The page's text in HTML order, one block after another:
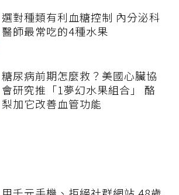
選對種類有利血糖控制 內分泌科
醫師最常吃的4種水果
糖尿病前期怎麼救？美國心臟協
會研究推「1夢幻水果組合」 酪
梨加它改善血管功能